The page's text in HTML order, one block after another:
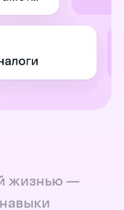
жизнью —